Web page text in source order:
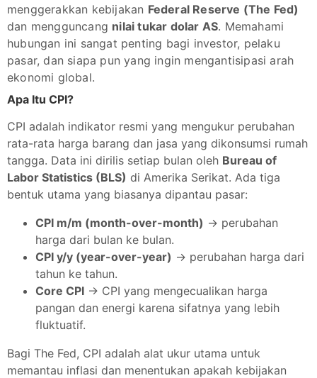
menggerakkan kebijakan Federal Reserve (The Fed)
dan mengguncang nilai tukar dolar AS. Memahami
hubungan ini sangat penting bagi investor, pelaku
pasar, dan siapa pun yang ingin mengantisipasi arah
ekonomi global.
Apa Itu CPI?
CPI adalah indikator resmi yang mengukur perubahan
rata-rata harga barang dan jasa yang dikonsumsi rumah
tangga. Data ini dirilis setiap bulan oleh Bureau of
Labor Statistics (BLS) di Amerika Serikat. Ada tiga
bentuk utama yang biasanya dipantau pasar:
CPI m/m (month-over-month) → perubahan
harga dari bulan ke bulan.
CPI y/y (year-over-year) → perubahan harga dari
tahun ke tahun.
Core CPI → CPI yang mengecualikan harga
pangan dan energi karena sifatnya yang lebih
fluktuatif.
Bagi The Fed, CPI adalah alat ukur utama untuk
memantau inflasi dan menentukan apakah kebijakan